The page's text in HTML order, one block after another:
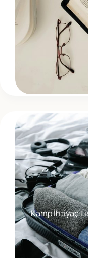
Kamp İhtiyaç